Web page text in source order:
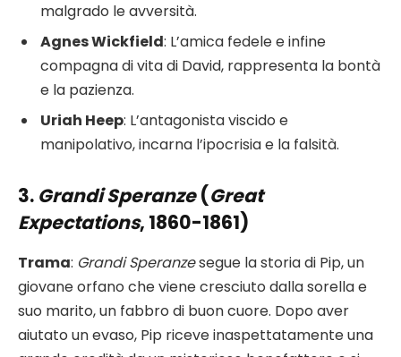
malgrado le avversità.
Agnes Wickfield: L’amica fedele e infine
compagna di vita di David, rappresenta la bontà
e la pazienza.
Uriah Heep: L’antagonista viscido e
manipolativo, incarna l’ipocrisia e la falsità.
3. Grandi Speranze(Great
Expectations, 1860-1861)
Trama: Grandi Speranzesegue la storia di Pip, un
giovane orfano che viene cresciuto dalla sorella e
suo marito, un fabbro di buon cuore. Dopo aver
aiutato un evaso, Pip riceve inaspettatamente una